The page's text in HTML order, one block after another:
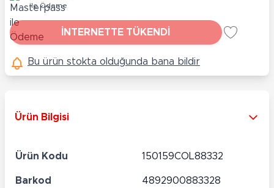
ile Ödeme
İNTERNETTE TÜKENDİ
Bu ürün stokta olduğunda bana bildir
Ürün Bilgisi
Ürün Kodu 150159COL88332
Barkod 4892900883328